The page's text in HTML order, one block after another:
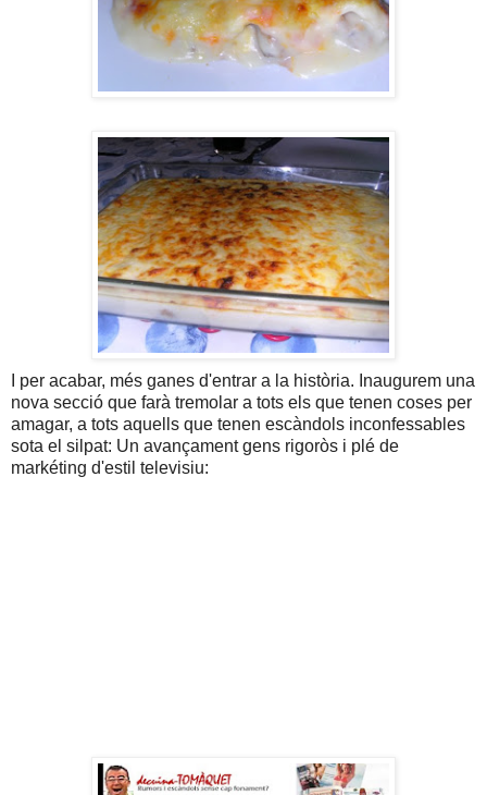
I per acabar, més ganes d'entrar a la història. Inaugurem una
nova secció que farà tremolar a tots els que tenen coses per
amagar, a tots aquells que tenen escàndols inconfessables
sota el silpat: Un avançament gens rigoròs i plé de
markéting d'estil televisiu: